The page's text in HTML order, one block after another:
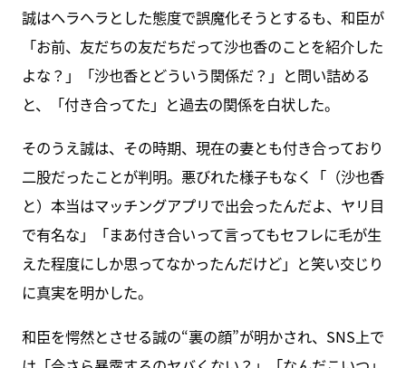
誠はヘラヘラとした態度で誤魔化そうとするも、和臣が
「お前、友だちの友だちだって沙也香のことを紹介した
よな？」「沙也香とどういう関係だ？」と問い詰める
と、「付き合ってた」と過去の関係を白状した。
そのうえ誠は、その時期、現在の妻とも付き合っており
二股だったことが判明。悪びれた様子もなく「（沙也香
と）本当はマッチングアプリで出会ったんだよ、ヤリ目
で有名な」「まあ付き合いって言ってもセフレに毛が生
えた程度にしか思ってなかったんだけど」と笑い交じり
に真実を明かした。
和臣を愕然とさせる誠の“裏の顔”が明かされ、SNS上で